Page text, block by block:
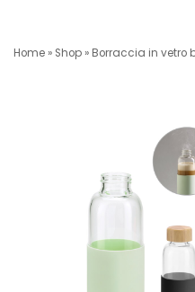
Home » Shop » Borraccia in vetro